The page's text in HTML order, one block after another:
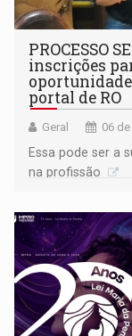
PROCESSO
inscrições
portal de RO
Geral 06
Essa pode ser a
na profissão